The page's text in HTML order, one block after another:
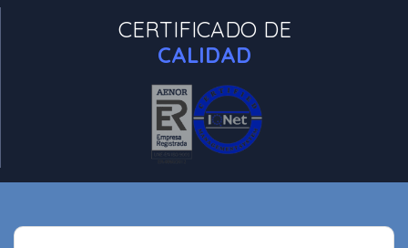
CERTIFICADO DE
CALIDAD